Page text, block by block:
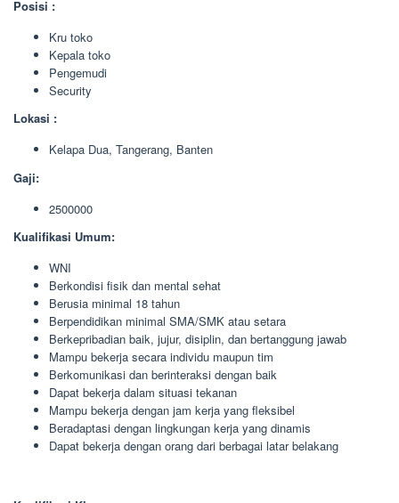
Posisi :
Kru toko
Kepala toko
Pengemudi
Security
Lokasi :
Kelapa Dua, Tangerang, Banten
Gaji:
2500000
Kualifikasi Umum:
WNI
Berkondisi fisik dan mental sehat
Berusia minimal 18 tahun
Berpendidikan minimal SMA/SMK atau setara
Berkepribadian baik, jujur, disiplin, dan bertanggung jawab
Mampu bekerja secara individu maupun tim
Berkomunikasi dan berinteraksi dengan baik
Dapat bekerja dalam situasi tekanan
Mampu bekerja dengan jam kerja yang fleksibel
Beradaptasi dengan lingkungan kerja yang dinamis
Dapat bekerja dengan orang dari berbagai latar belakang